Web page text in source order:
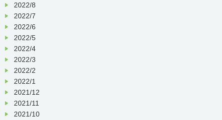
2022/8
2022/7
2022/6
2022/5
2022/4
2022/3
2022/2
2022/1
2021/12
2021/11
2021/10